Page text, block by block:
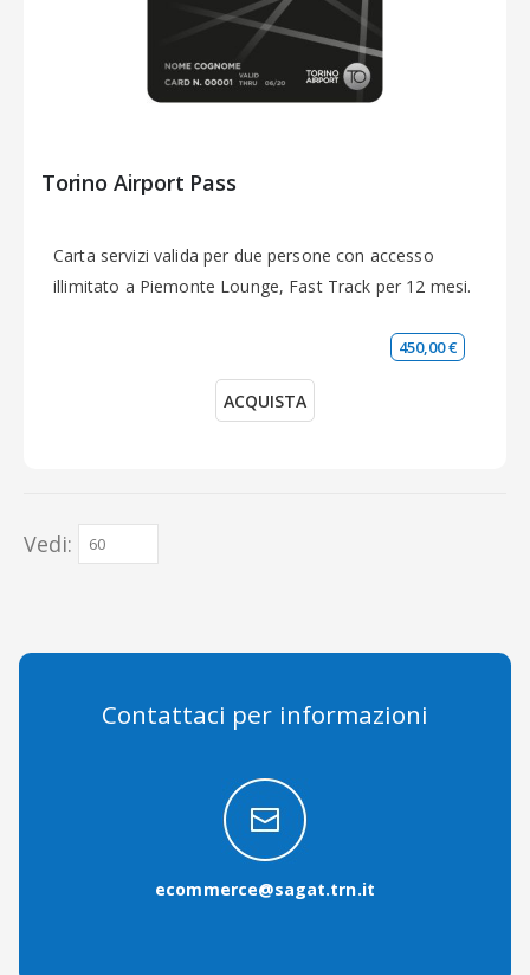
Torino Airport Pass
Carta servizi valida per due persone con accesso
illimitato a Piemonte Lounge, Fast Track per 12 mesi.
450,00 €
ACQUISTA
Vedi
Contattaci per informazioni
ecommerce@sagat.trn.it